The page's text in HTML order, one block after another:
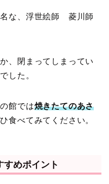
名な、浮世絵師 菱川師
、閉まってしまってい
した。
館では焼きたてのあさ
食べてみてください。
すめポイント